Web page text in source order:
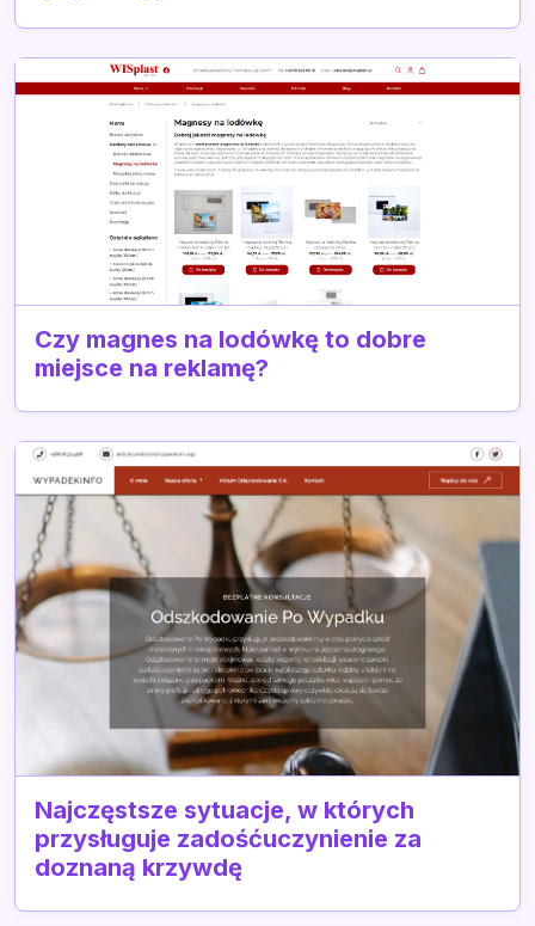
Czy magnes na lodówkę to dobre
miejsce na reklamę?
Najczęstsze sytuacje, w których
przysługuje zadośćuczynienie za
doznaną krzywdę